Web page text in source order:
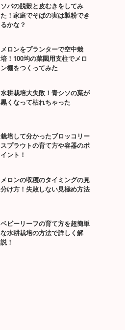
ソバの脱穀と皮むきをしてみ
た！家庭でそばの実は製粉でき
るかな？
メロンをプランターで空中栽
培！100均の菜園用支柱でメロ
ン棚をつくってみた
水耕栽培大失敗！青シソの葉が
黒くなって枯れちゃった
栽培して分かったブロッコリー
スプラウトの育て方や容器のポ
イント！
メロンの収穫のタイミングの見
分け方！失敗しない見極め方法
ベビーリーフの育て方を超簡単
な水耕栽培の方法で詳しく解
説！